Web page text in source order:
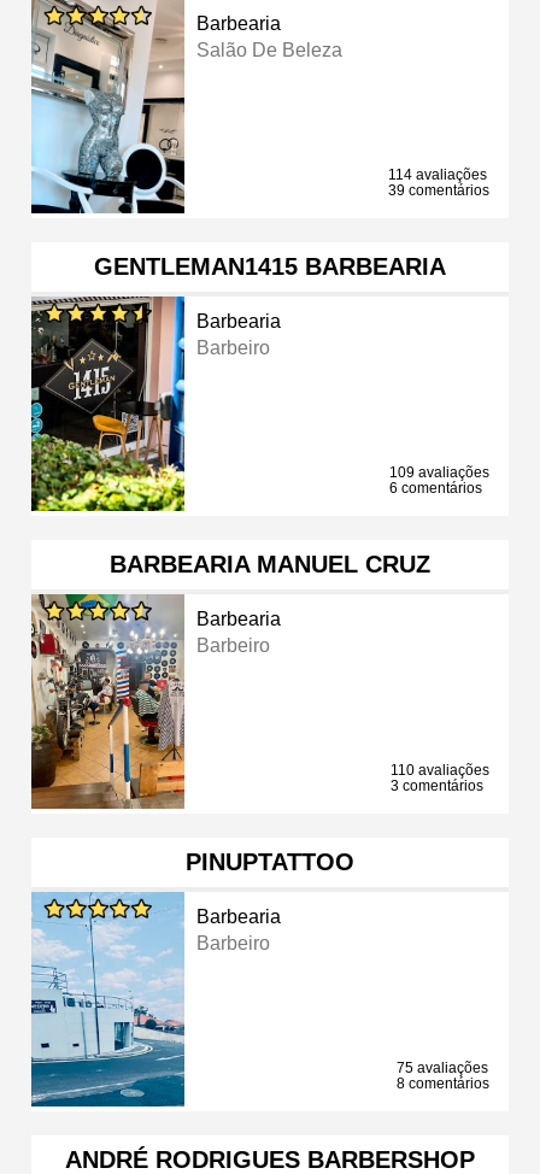
Barbearia
Salão De Beleza
114 avaliações
39 comentários
GENTLEMAN1415 BARBEARIA
Barbearia
Barbeiro
109 avaliações
6 comentários
BARBEARIA MANUEL CRUZ
Barbearia
Barbeiro
110 avaliações
3 comentários
PINUPTATTOO
Barbearia
Barbeiro
75 avaliações
8 comentários
ANDRÉ RODRIGUES BARBERSHOP